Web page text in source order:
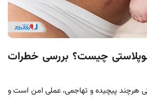
چیست؟ بررسی خطرات
هرچند پیچیده و تهاجمی، عملی امن است و